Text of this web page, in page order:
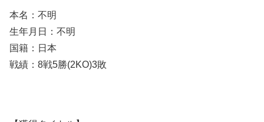
本名：不明
生年月日：不明
国籍：日本
戦績：8戦5勝(2KO)3敗